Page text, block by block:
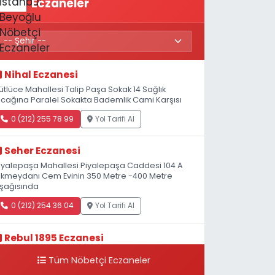
Nihal Eczanesi
Mahallesi Talip Paşa Sokak 14 Sağlık
Paralel Sokakta Bademlik Cami Karşısı
0 (212) 255 78 99 Yol Tarifi Al
Seher Eczanesi
Mahallesi Piyalepaşa Caddesi 104 A
Cem Evinin 350 Metre -400 Metre
0 (212) 254 36 04 Yol Tarifi Al
Rebul 1895 Eczanesi
Sokak, 3B Akbank Sanat karşısı, Fransız
Tüm Nöbetçi Eczaneler